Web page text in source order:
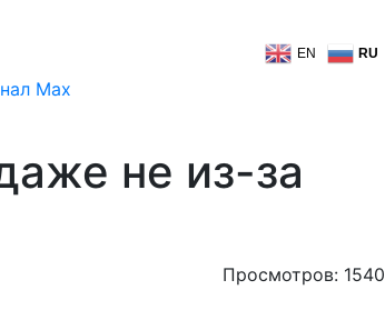
EN RU
не из-за
Просмотров: 1540